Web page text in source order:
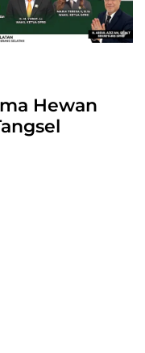
Hewan